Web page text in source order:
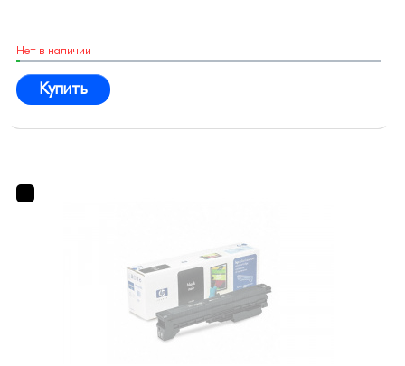
Нет в наличии
Купить